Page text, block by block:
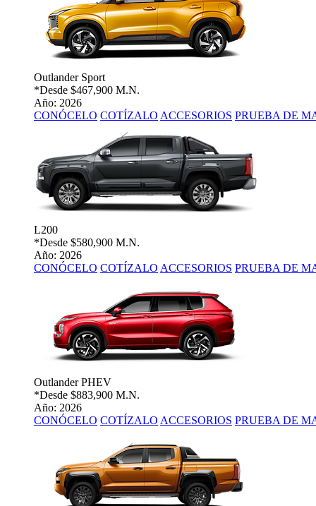
Outlander Sport
*Desde $467,900 M.N.
Año: 2026
CONÓCELO COTÍZALO ACCESORIOS PRUEBA DE
L200
*Desde $580,900 M.N.
Año: 2026
CONÓCELO COTÍZALO ACCESORIOS PRUEBA DE
Outlander PHEV
*Desde $883,900 M.N.
Año: 2026
CONÓCELO COTÍZALO ACCESORIOS PRUEBA DE